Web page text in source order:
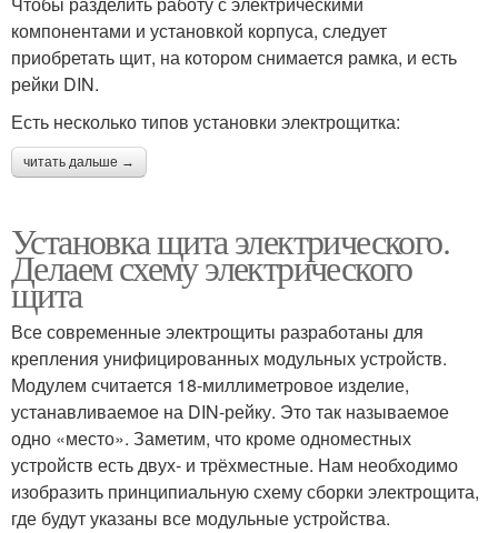
компонентами и установкой корпуса, следует
приобретать щит, на котором снимается рамка, и есть
рейки DIN.
Есть несколько типов установки электрощитка:
читать дальше →
Установка щита электрического.
Делаем схему электрического
щита
Все современные электрощиты разработаны для
крепления унифицированных модульных устройств.
Модулем считается 18-миллиметровое изделие,
устанавливаемое на DIN-рейку. Это так называемое
одно «место». Заметим, что кроме одноместных
устройств есть двух- и трёхместные. Нам необходимо
изобразить принципиальную схему сборки электрощита,
где будут указаны все модульные устройства.